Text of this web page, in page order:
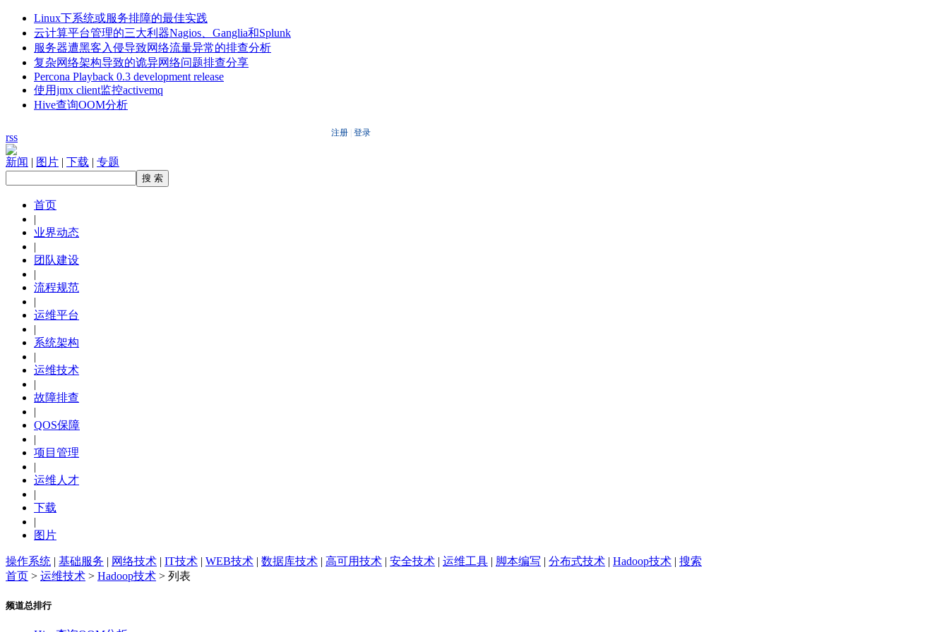
Linux下系统或服务排障的最佳实践
云计算平台管理的三大利器Nagios、Ganglia和Splunk
服务器遭黑客入侵导致网络流量异常的排查分析
复杂网络架构导致的诡异网络问题排查分享
Percona Playback 0.3 development release
使用jmx client监控activemq
Hive查询OOM分析
rss
新闻 | 图片 | 下载 | 专题
首页
|
业界动态
|
团队建设
|
流程规范
|
运维平台
|
系统架构
|
运维技术
|
故障排查
|
QOS保障
|
项目管理
|
运维人才
|
下载
|
图片
操作系统 | 基础服务 | 网络技术 | IT技术 | WEB技术 | 数据库技术 | 高可用技术 | 安全技术 | 运维工具 | 脚本编写 | 分布式技术 | Hadoop技术 | 搜索
首页 > 运维技术 > Hadoop技术 > 列表
频道总排行